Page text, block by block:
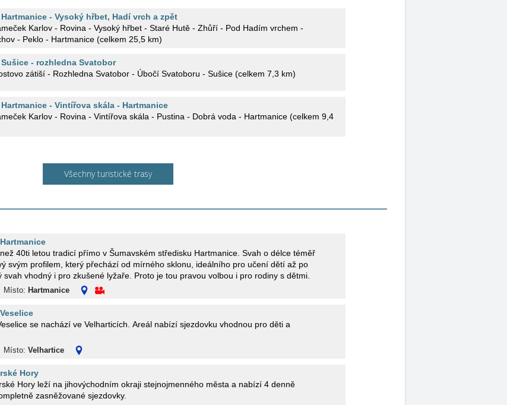
- Vysoký hřbet, Hadí vrch a zpět
Karlov - Rovina - Vysoký hřbet - Staré Hutě - Zhůří - Pod Hadím vrchem -
- Peklo - Hartmanice (celkem 25,5 km)
- rozhledna Svatobor
zátiší - Rozhledna Svatobor - Úbočí Svatoboru - Sušice (celkem 7,3 km)
- Vintířova skála - Hartmanice
Karlov - Rovina - Vintířova skála - Pustina - Dobrá voda - Hartmanice (celkem 9,4
Všechny turistické trasy
40ti letou tradicí přímo v Šumavském středisku Hartmanice. Svah o délce téměř
přechází od mírného sklonu, ideálního pro učení dětí až po
svah vhodný i pro zkušené lyžaře. Proto je tou pravou volbou i pro rodiny s dětmi.
Místo: Hartmanice
se nachází ve Velharticích. Areál nabízí sjezdovku vhodnou pro děti a
Místo: Velhartice
Hory
Hory leží na jihovýchodním okraji stejnojmenného města a nabízí 4 denně
zasněžované sjezdovky.